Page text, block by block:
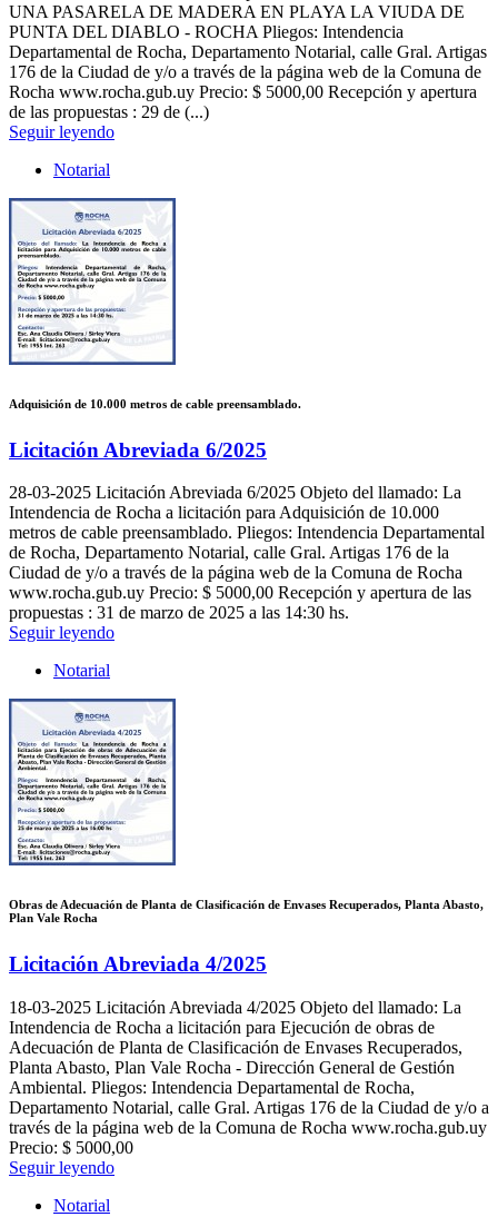
UNA PASARELA DE MADERA EN PLAYA LA VIUDA DE
PUNTA DEL DIABLO - ROCHA Pliegos: Intendencia
Departamental de Rocha, Departamento Notarial, calle Gral. Artigas
176 de la Ciudad de y/o a través de la página web de la Comuna de
Rocha www.rocha.gub.uy Precio: $ 5000,00 Recepción y apertura
de las propuestas : 29 de (...)
Seguir leyendo
Notarial
Adquisición de 10.000 metros de cable preensamblado.
Licitación Abreviada 6/2025
28-03-2025 Licitación Abreviada 6/2025 Objeto del llamado: La
Intendencia de Rocha a licitación para Adquisición de 10.000
metros de cable preensamblado. Pliegos: Intendencia Departamental
de Rocha, Departamento Notarial, calle Gral. Artigas 176 de la
Ciudad de y/o a través de la página web de la Comuna de Rocha
www.rocha.gub.uy Precio: $ 5000,00 Recepción y apertura de las
propuestas : 31 de marzo de 2025 a las 14:30 hs.
Seguir leyendo
Notarial
Obras de Adecuación de Planta de Clasificación de Envases Recuperados, Planta Abasto,
Plan Vale Rocha
Licitación Abreviada 4/2025
18-03-2025 Licitación Abreviada 4/2025 Objeto del llamado: La
Intendencia de Rocha a licitación para Ejecución de obras de
Adecuación de Planta de Clasificación de Envases Recuperados,
Planta Abasto, Plan Vale Rocha - Dirección General de Gestión
Ambiental. Pliegos: Intendencia Departamental de Rocha,
Departamento Notarial, calle Gral. Artigas 176 de la Ciudad de y/o a
través de la página web de la Comuna de Rocha www.rocha.gub.uy
Precio: $ 5000,00
Seguir leyendo
Notarial